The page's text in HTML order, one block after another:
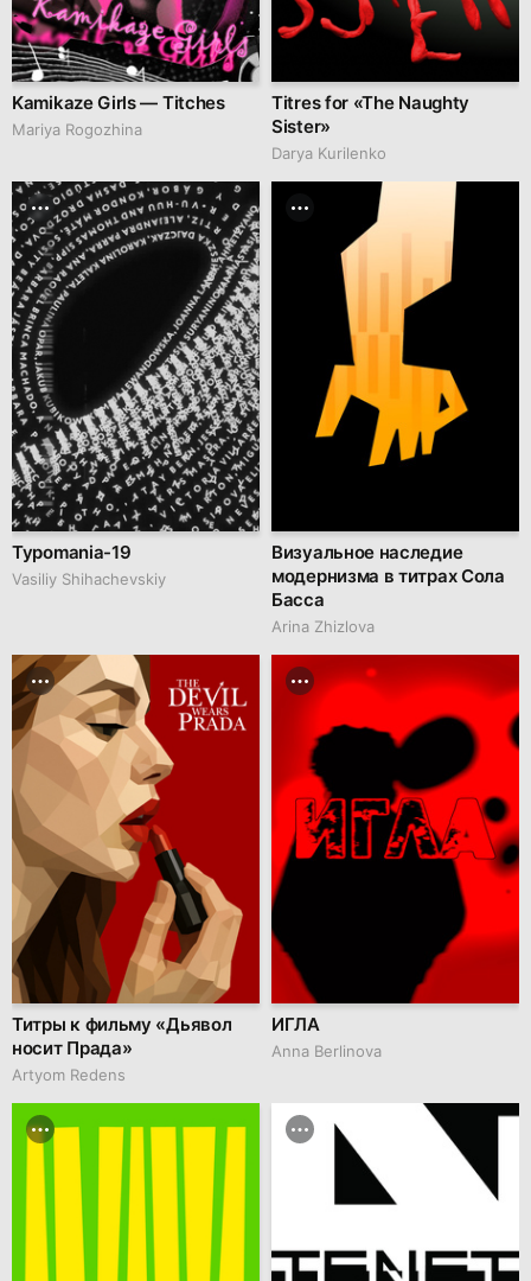
Kamikaze Girls — Titches
Mariya Rogozhina
Titres for «The Naughty
Sister»
Darya Kurilenko
Typomania-19
Vasiliy Shihachevskiy
Визуальное наследие
модернизма в титрах Сола
Басса
Arina Zhizlova
Титры к фильму «Дьявол
носит Прада»
Artyom Redens
ИГЛА
Anna Berlinova